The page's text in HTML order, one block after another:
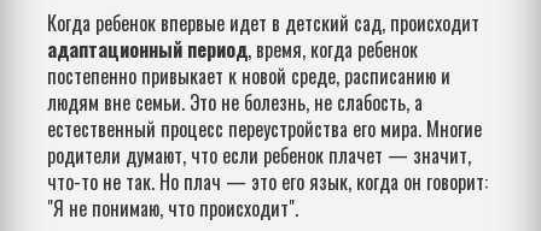
Когда ребенок впервые идет в детский сад, происходит
адаптационный период, время, когда ребенок
постепенно привыкает к новой среде, расписанию и
людям вне семьи. Это не болезнь, не слабость, а
естественный процесс переустройства его мира. Многие
родители думают, что если ребенок плачет — значит,
что-то не так. Но плач — это его язык, когда он говорит:
"Я не понимаю, что происходит".